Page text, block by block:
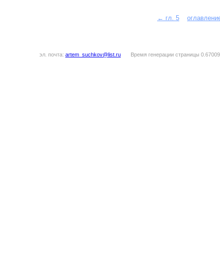
← гл. 5
эл. почта: artem_suchkov@list.ru Время генерации страницы